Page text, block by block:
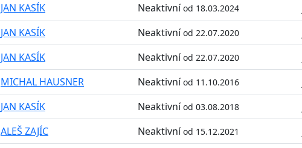
JAN KASÍK
Neaktivníod 18.03.2024
JAN KASÍK
Neaktivníod 22.07.2020
JAN KASÍK
Neaktivníod 22.07.2020
MICHAL HAUSNER
Neaktivníod 11.10.2016
JAN KASÍK
Neaktivníod 03.08.2018
ALEŠ ZAJÍC
Neaktivníod 15.12.2021